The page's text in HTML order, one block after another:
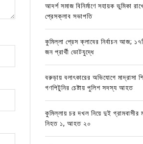
আদর্শ সমাজ বিনির্মাণে সহায়ক ভুমিকা
প্রেসক্লাব সভাপতি
কুমিল্লা প্রেস ক্লাবের নির্বাচন আজ;
জন প্রার্থী ভোটযুদ্ধে
বরুড়ায় বলাৎকারের অভিযোগে মাদ্রাসা
গণপিটুনির চেষ্টায় পুলিশ সদস্য আহত
কুমিল্লায় চর দখল নিয়ে দুই গ্রামবাসীর
নিহত ১, আহত ২০